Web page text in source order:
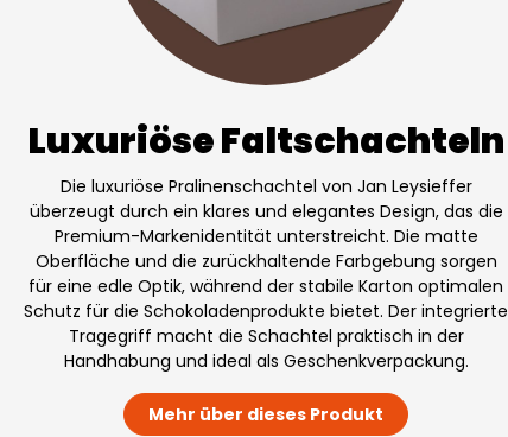
Luxuriöse Faltschachteln
Die luxuriöse Pralinenschachtel von Jan Leysieffer
überzeugt durch ein klares und elegantes Design, das die
Premium-Markenidentität unterstreicht. Die matte
Oberfläche und die zurückhaltende Farbgebung sorgen
für eine edle Optik, während der stabile Karton optimalen
Schutz für die Schokoladenprodukte bietet. Der integrierte
Tragegriff macht die Schachtel praktisch in der
Handhabung und ideal als Geschenkverpackung.
Mehr über dieses Produkt